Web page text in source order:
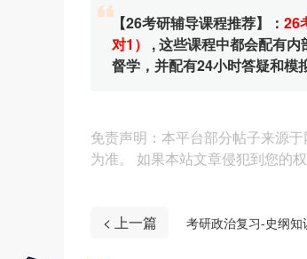
【26考研辅导课程推荐】： 26
对1）
, 这些课程中都会配有
督学，并配有24小时答疑和模
免责声明：本平台部分帖子来源
为准。 如果本站文章侵犯到您的
< 上一篇 考研政治复习-史纲知